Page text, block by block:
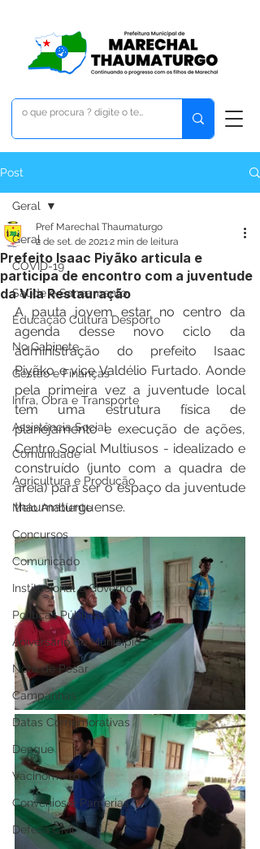
Post
Geral
COVID-19
Saúde e Saneamento
Educação Cultura Desporto
No Gabinete
Gestão e Finanças
Infra, Obra e Transporte
Assistência Social
Comunidade
Agricultura e Produção
Meio Ambiente
Concursos
Comunicado
Institucional e Governo
Políticas Públicas
Aniversário do Município
Nota de Pesar
Campanhas
Datas Comemorativas
Dengue
Vacinômetro
Convênios e Parcerias
Defesa Civil
Geral
Prefeito Isaac Piyãko articula e
participa de encontro com a juventude
da Vila Restauração
Pref Marechal Thaumaturgo
2 de set. de 20212 min de leitura
A pauta jovem estar no centro da
agenda desse novo ciclo da
administração do prefeito Isaac
Piyãko e vice Valdélio Furtado. Aonde
pela primeira vez a juventude local
tem uma estrutura física de
planejamento e execução de ações,
Centro Social Multiusos - idealizado e
construído (junto com a quadra de
areia) para ser o espaço da juventude
thaumaturguense.